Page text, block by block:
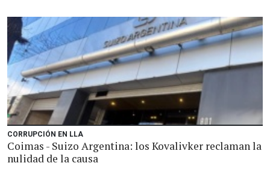
CORRUPCIÓN EN LLA
Coimas - Suizo Argentina: los Kovalivker reclaman la
nulidad de la causa